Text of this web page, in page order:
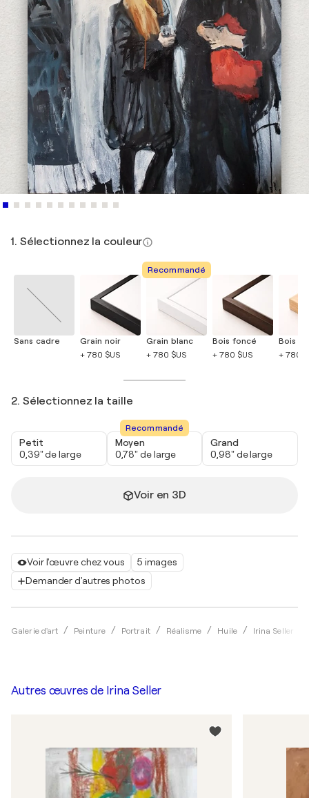
Voir l'œuvre chez vous
5 images
Demander d'autres photos
Galerie d'art Peinture Portrait Réalisme Huile Irina Seller
1. Sélectionnez la couleur
Sans cadre
Grain noir
+ 780 $US
Recommandé
Grain blanc
+ 780 $US
Bois foncé
+ 780 $US
Bois
+ 780
2. Sélectionnez la taille
Petit
0,39" de large
Recommandé
Moyen
0,78" de large
Grand
0,98" de large
Voir en 3D
Autres œuvres de Irina Seller